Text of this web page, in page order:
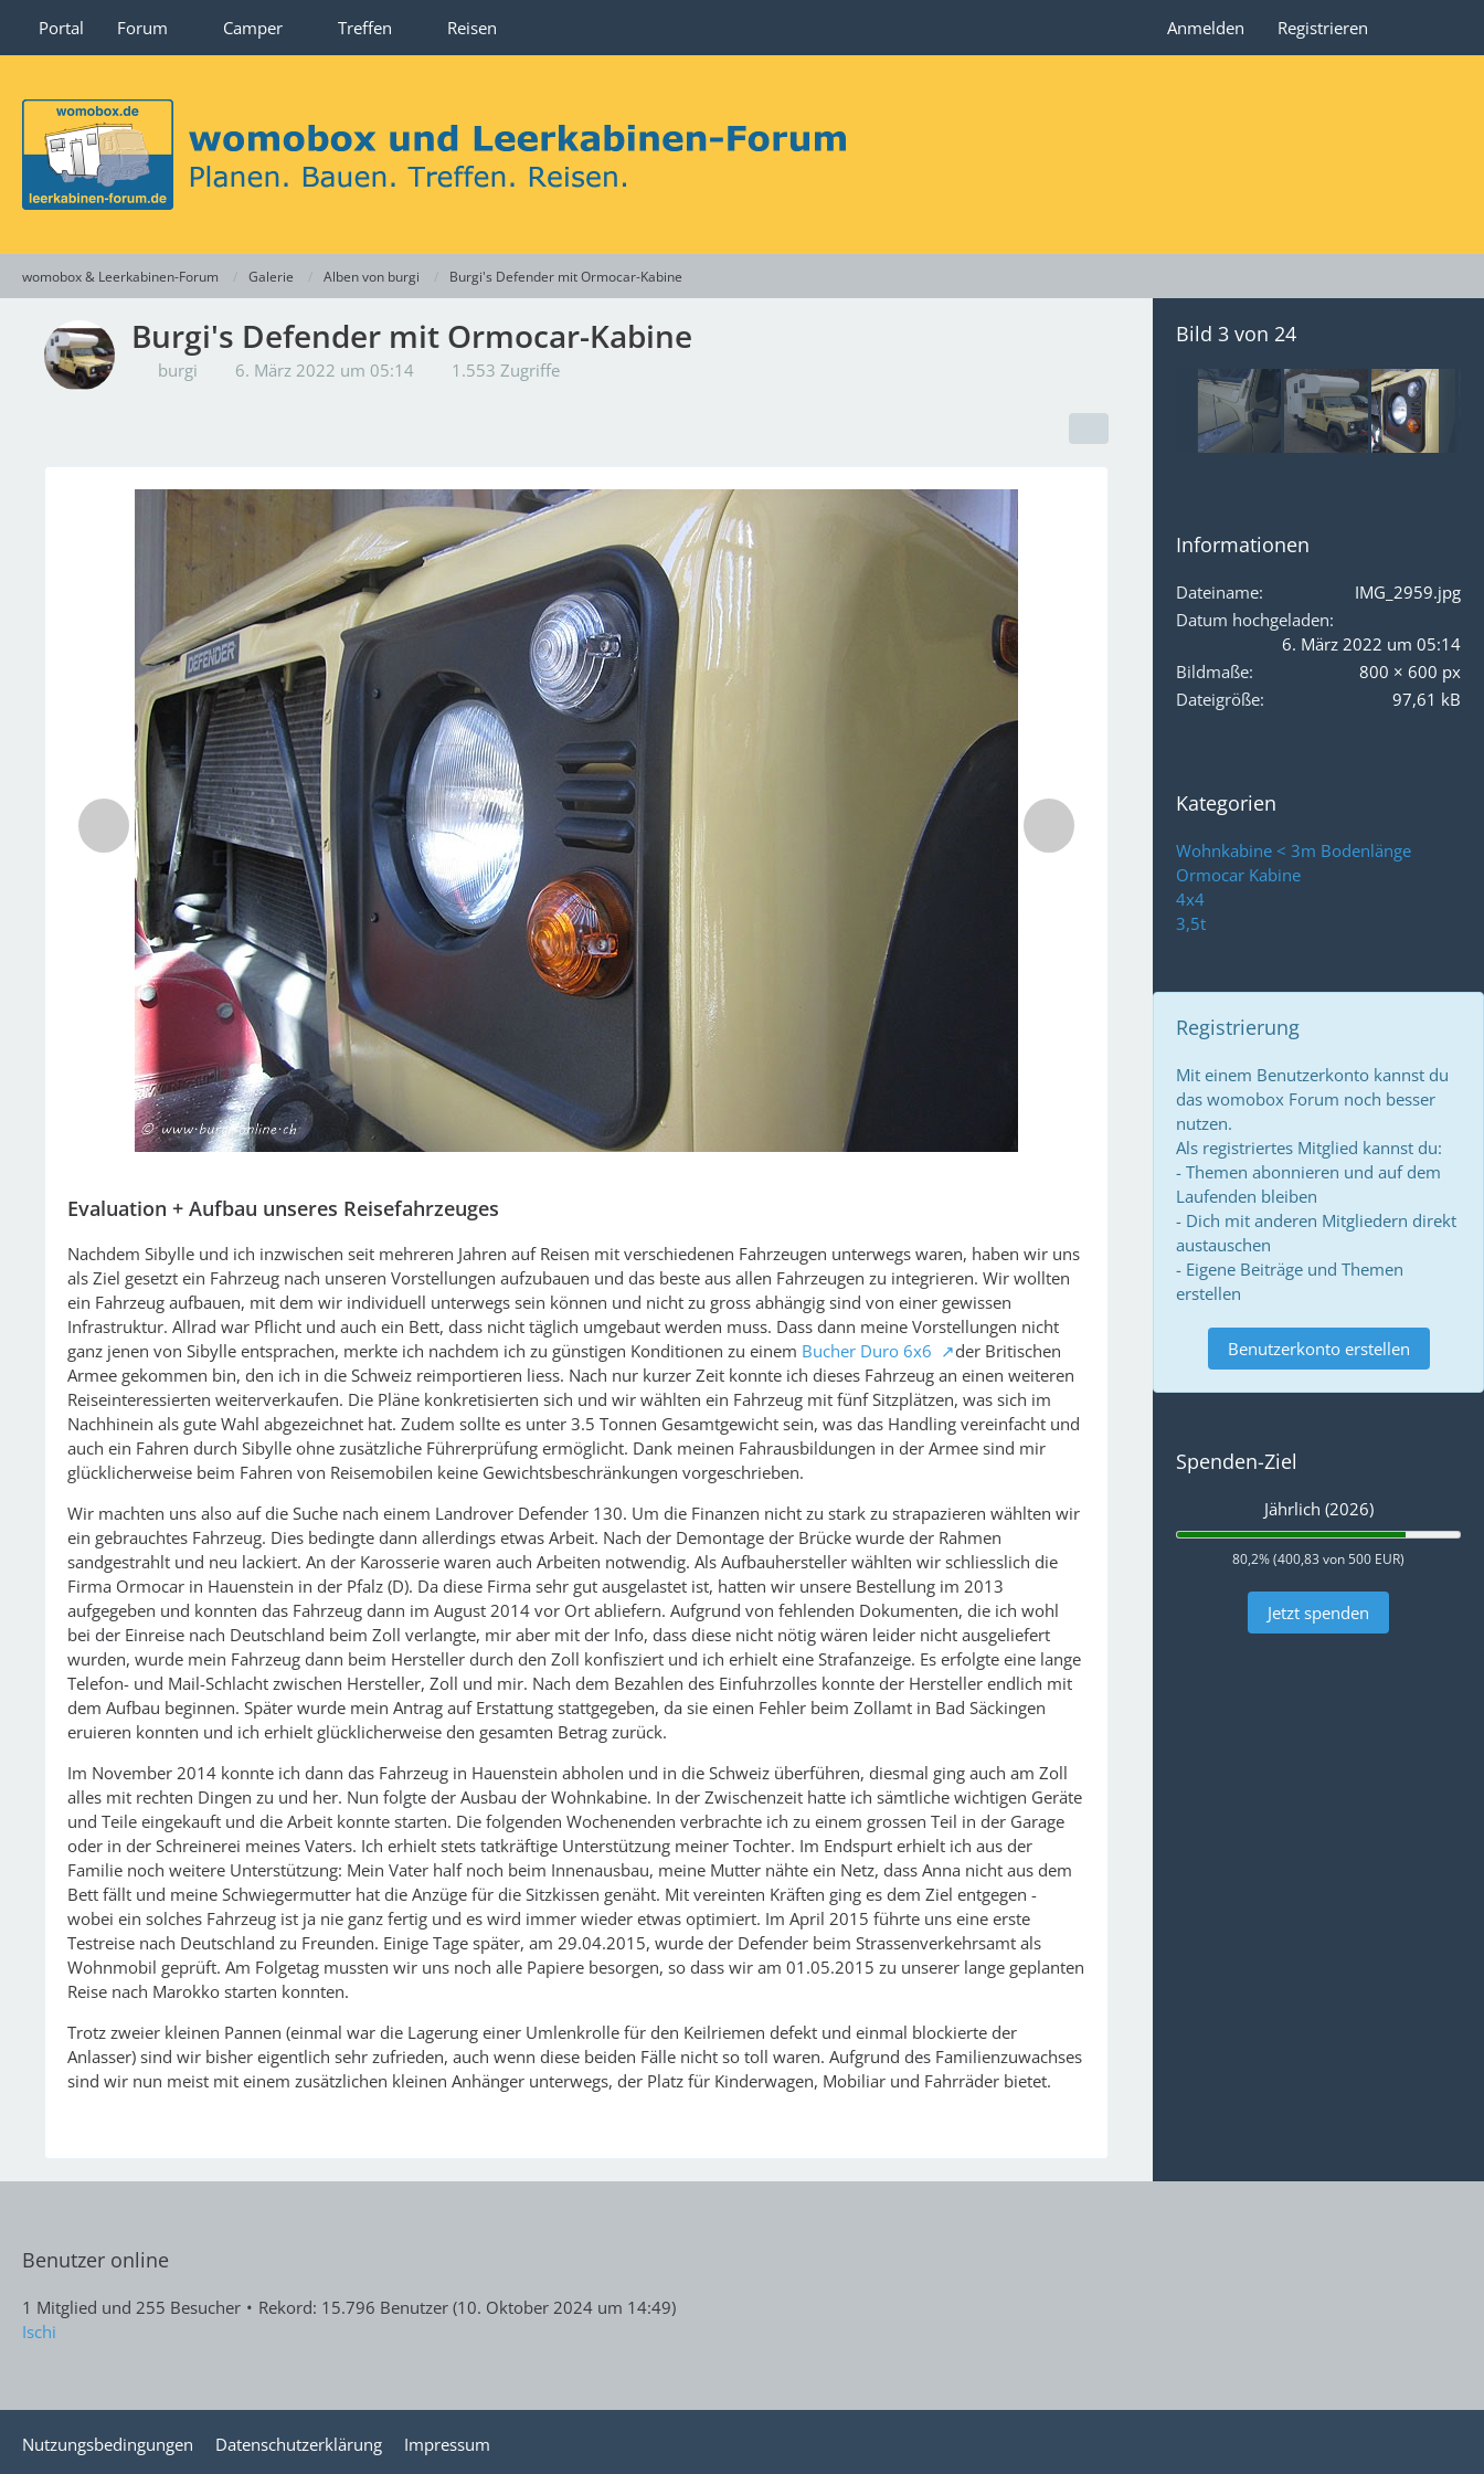
Portal Forum Camper Treffen Reisen Anmelden Registrieren
womobox & Leerkabinen-Forum Galerie Alben von burgi Burgi's Defender mit Ormocar-Kabine
Burgi's Defender mit Ormocar-Kabine
burgi 6. März 2022 um 05:14 1.553 Zugriffe
Evaluation + Aufbau unseres Reisefahrzeuges
Nachdem Sibylle und ich inzwischen seit mehreren Jahren auf Reisen mit verschiedenen Fahrzeugen unterwegs waren, haben wir uns
als Ziel gesetzt ein Fahrzeug nach unseren Vorstellungen aufzubauen und das beste aus allen Fahrzeugen zu integrieren. Wir wollten
ein Fahrzeug aufbauen, mit dem wir individuell unterwegs sein können und nicht zu gross abhängig sind von einer gewissen
Infrastruktur. Allrad war Pflicht und auch ein Bett, dass nicht täglich umgebaut werden muss. Dass dann meine Vorstellungen nicht
ganz jenen von Sibylle entsprachen, merkte ich nachdem ich zu günstigen Konditionen zu einem Bucher Duro 6x6
der Britischen
Armee gekommen bin, den ich in die Schweiz reimportieren liess. Nach nur kurzer Zeit konnte ich dieses Fahrzeug an einen weiteren
Reiseinteressierten weiterverkaufen. Die Pläne konkretisierten sich und wir wählten ein Fahrzeug mit fünf Sitzplätzen, was sich im
Nachhinein als gute Wahl abgezeichnet hat. Zudem sollte es unter 3.5 Tonnen Gesamtgewicht sein, was das Handling vereinfacht und
auch ein Fahren durch Sibylle ohne zusätzliche Führerprüfung ermöglicht. Dank meinen Fahrausbildungen in der Armee sind mir
glücklicherweise beim Fahren von Reisemobilen keine Gewichtsbeschränkungen vorgeschrieben.
Wir machten uns also auf die Suche nach einem Landrover Defender 130. Um die Finanzen nicht zu stark zu strapazieren wählten wir
ein gebrauchtes Fahrzeug. Dies bedingte dann allerdings etwas Arbeit. Nach der Demontage der Brücke wurde der Rahmen
sandgestrahlt und neu lackiert. An der Karosserie waren auch Arbeiten notwendig. Als Aufbauhersteller wählten wir schliesslich die
Firma Ormocar in Hauenstein in der Pfalz (D). Da diese Firma sehr gut ausgelastet ist, hatten wir unsere Bestellung im 2013
aufgegeben und konnten das Fahrzeug dann im August 2014 vor Ort abliefern. Aufgrund von fehlenden Dokumenten, die ich wohl
bei der Einreise nach Deutschland beim Zoll verlangte, mir aber mit der Info, dass diese nicht nötig wären leider nicht ausgeliefert
wurden, wurde mein Fahrzeug dann beim Hersteller durch den Zoll konfisziert und ich erhielt eine Strafanzeige. Es erfolgte eine lange
Telefon- und Mail-Schlacht zwischen Hersteller, Zoll und mir. Nach dem Bezahlen des Einfuhrzolles konnte der Hersteller endlich mit
dem Aufbau beginnen. Später wurde mein Antrag auf Erstattung stattgegeben, da sie einen Fehler beim Zollamt in Bad Säckingen
eruieren konnten und ich erhielt glücklicherweise den gesamten Betrag zurück.
Im November 2014 konnte ich dann das Fahrzeug in Hauenstein abholen und in die Schweiz überführen, diesmal ging auch am Zoll
alles mit rechten Dingen zu und her. Nun folgte der Ausbau der Wohnkabine. In der Zwischenzeit hatte ich sämtliche wichtigen Geräte
und Teile eingekauft und die Arbeit konnte starten. Die folgenden Wochenenden verbrachte ich zu einem grossen Teil in der Garage
oder in der Schreinerei meines Vaters. Ich erhielt stets tatkräftige Unterstützung meiner Tochter. Im Endspurt erhielt ich aus der
Familie noch weitere Unterstützung: Mein Vater half noch beim Innenausbau, meine Mutter nähte ein Netz, dass Anna nicht aus dem
Bett fällt und meine Schwiegermutter hat die Anzüge für die Sitzkissen genäht. Mit vereinten Kräften ging es dem Ziel entgegen -
wobei ein solches Fahrzeug ist ja nie ganz fertig und es wird immer wieder etwas optimiert. Im April 2015 führte uns eine erste
Testreise nach Deutschland zu Freunden. Einige Tage später, am 29.04.2015, wurde der Defender beim Strassenverkehrsamt als
Wohnmobil geprüft. Am Folgetag mussten wir uns noch alle Papiere besorgen, so dass wir am 01.05.2015 zu unserer lange geplanten
Reise nach Marokko starten konnten.
Trotz zweier kleinen Pannen (einmal war die Lagerung einer Umlenkrolle für den Keilriemen defekt und einmal blockierte der
Anlasser) sind wir bisher eigentlich sehr zufrieden, auch wenn diese beiden Fälle nicht so toll waren. Aufgrund des Familienzuwachses
sind wir nun meist mit einem zusätzlichen kleinen Anhänger unterwegs, der Platz für Kinderwagen, Mobiliar und Fahrräder bietet.
Bild 3 von 24
Informationen
Dateiname
IMG_2959.jpg
Datum hochgeladen
6. März 2022 um 05:14
Bildmaße
800 × 600 px
Dateigröße
97,61 kB
Kategorien
Wohnkabine < 3m Bodenlänge
Ormocar Kabine
4x4
3,5t
Registrierung
Mit einem Benutzerkonto kannst du
das womobox Forum noch besser
nutzen.
Als registriertes Mitglied kannst du:
- Themen abonnieren und auf dem
Laufenden bleiben
- Dich mit anderen Mitgliedern direkt
austauschen
- Eigene Beiträge und Themen
erstellen
Benutzerkonto erstellen
Spenden-Ziel
Jährlich (2026)
80,2% (400,83 von 500 EUR)
Jetzt spenden
Benutzer online
1 Mitglied und 255 Besucher Rekord: 15.796 Benutzer (10. Oktober 2024 um 14:49)
Ischi
Nutzungsbedingungen Datenschutzerklärung Impressum